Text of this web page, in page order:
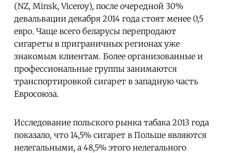
(NZ, Minsk, Viceroy), после очередной 30%
девальвации декабря 2014 года стоят менее 0,5
евро. Чаще всего беларусы перепродают
сигареты в приграничных регионах уже
знакомым клиентам. Более организованные и
профессиональные группы занимаются
транспортировкой сигарет в западную часть
Евросоюза.
Исследование польского рынка табака 2013 года
показало, что 14,5% сигарет в Польше являются
нелегальными, а 48,5% этого нелегального